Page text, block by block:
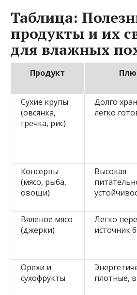
Таблица:
продукты и их
для влажных
Продукт
Сухие крупы
(овсянка,
гречка, рис)
Долго
легко
Консервы
(мясо, рыба,
овощи)
Высокая
Вяленое мясо
(джерки)
Легко
источник
Орехи и
сухофрукты
плотные,